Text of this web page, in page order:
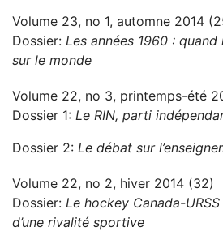
Volume 23, no 1, automne 2014
Dossier: Les années 1960 :
sur le monde
Volume 22, no 3, printemps-été
Dossier 1: Le RIN, parti
Dossier 2: Le débat sur
Volume 22, no 2, hiver 2014 (32)
Dossier: Le hockey Canada-
d’une rivalité sportive